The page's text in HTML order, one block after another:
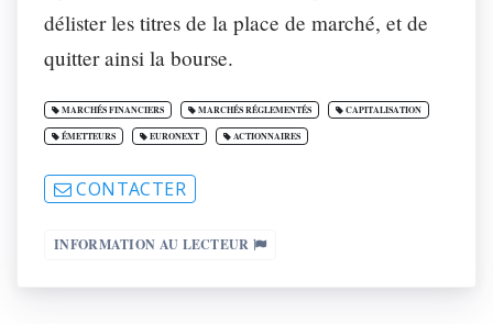
délister les titres de la place de marché, et de
quitter ainsi la bourse.
MARCHÉS FINANCIERS MARCHÉS RÉGLEMENTÉS
CAPITALISATION
ÉMETTEURS
EURONEXT ACTIONNAIRES
CONTACTER
INFORMATION AU LECTEUR